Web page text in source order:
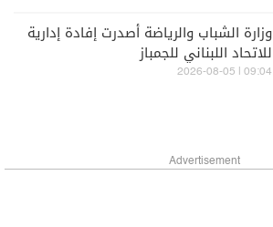
وزارة الشباب والرياضة أصدرت إفادة إدارية
للاتحاد اللبناني للجمباز
09:04 | 2026-08-05
Advertisement